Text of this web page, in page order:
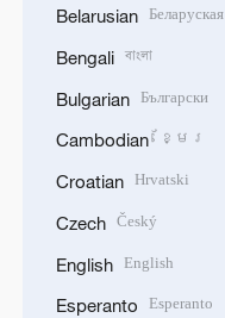
Belarusian Беларуская
Bengali বাংলা
Bulgarian Български
Cambodian ខ្មែរ
Croatian Hrvatski
Czech Český
English English
Esperanto Esperanto